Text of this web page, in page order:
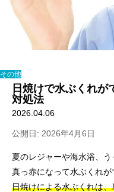
その他
日焼けで水ぶくれが
対処法
2026.04.06
公開日: 2026年4月6日
夏のレジャーや海水浴、
真っ赤になって水ぶくれが
日焼けによる水ぶくれは